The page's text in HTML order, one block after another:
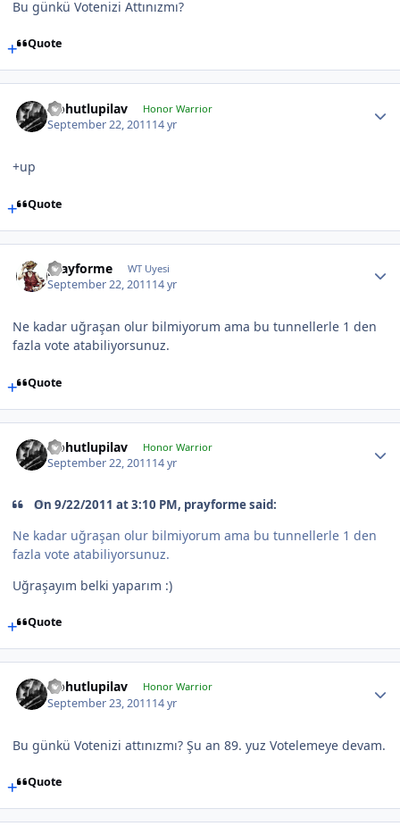
Bu günkü Votenizi Attınızmı?
Quote
Nohutlupilav Honor Warrior
September 22, 201114 yr
+up
Quote
prayforme WT Uyesi
September 22, 201114 yr
Ne kadar uğraşan olur bilmiyorum ama bu tunnellerle 1 den
fazla vote atabiliyorsunuz.
Quote
Nohutlupilav Honor Warrior
September 22, 201114 yr
On 9/22/2011 at 3:10 PM, prayforme said:
Ne kadar uğraşan olur bilmiyorum ama bu tunnellerle 1 den
fazla vote atabiliyorsunuz.
Uğraşayım belki yaparım :)
Quote
Nohutlupilav Honor Warrior
September 23, 201114 yr
Bu günkü Votenizi attınızmı? Şu an 89. yuz Votelemeye devam.
Quote